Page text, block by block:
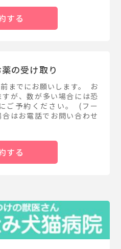
する
の受け取り
までにお願いします。 お
が、数が多い場合には恐
ご予約ください。 (フー
はお電話でお問い合わせ
する